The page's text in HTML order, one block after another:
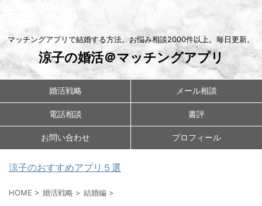
マッチングアプリで結婚する方法。お悩み相談2000件以上。毎日更新。
涼子の婚活＠マッチングアプリ
婚活戦略 メール相談
電話相談 書評
お問い合わせ プロフィール
涼子のおすすめアプリ５選
HOME > 婚活戦略 > 結婚編 >